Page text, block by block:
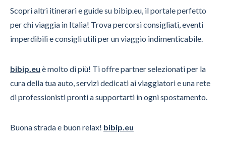
Scopri altri itinerari e guide su bibip.eu, il portale perfetto
per chi viaggia in Italia! Trova percorsi consigliati, eventi
imperdibili e consigli utili per un viaggio indimenticabile.
bibip.eu è molto di più! Ti offre partner selezionati per la
cura della tua auto, servizi dedicati ai viaggiatori e una rete
di professionisti pronti a supportarti in ogni spostamento.
Buona strada e buon relax! bibip.eu